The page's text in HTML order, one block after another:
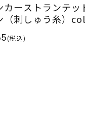
カーストランテッ
（刺しゅう糸）
(税込)